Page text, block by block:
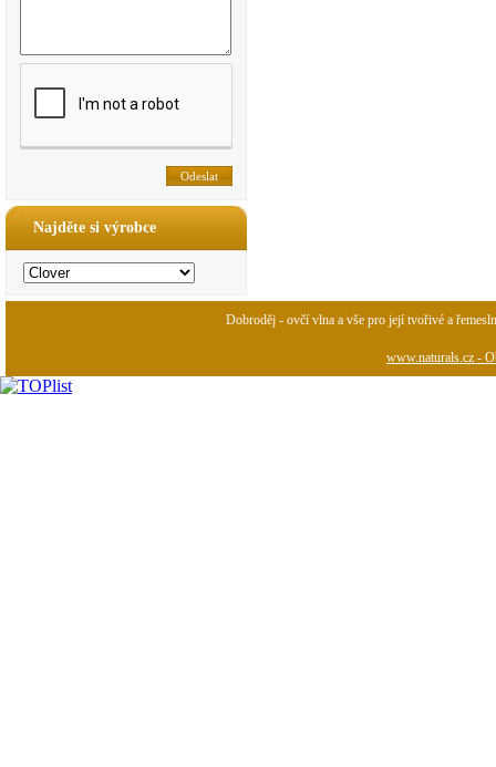
Najděte si výrobce
Dobroděj - ovčí vlna a vše pro její tvořivé a
www.naturals.cz -